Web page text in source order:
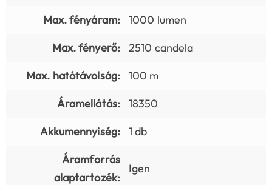
Max. fényáram:
1000 lumen
Max. fényerő:
2510 candela
Max. hatótávolság:
100 m
Áramellátás:
18350
Akkumennyiség:
1 db
Áramforrás
alaptartozék:
Igen